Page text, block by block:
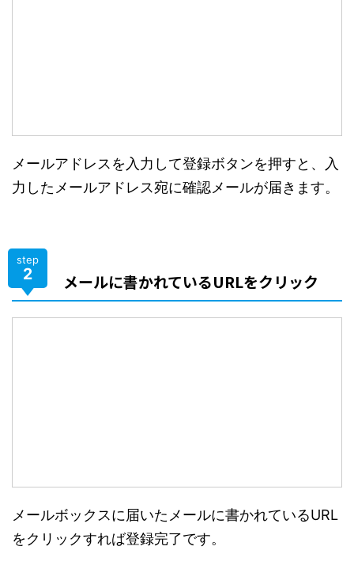
メールアドレスを入力して登録ボタンを押すと、入
力したメールアドレス宛に確認メールが届きます。
step
2 メールに書かれているURLをクリック
メールボックスに届いたメールに書かれているURL
をクリックすれば登録完了です。